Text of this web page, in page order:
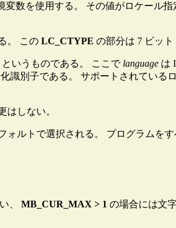
変数を使用する。 その値がロケール
。 このLC_CTYPE の部分は 7 ビット
というものである。 ここで language は
識別子である。 サポートされている
はしない。
ォルトで選択される。 プログラムを
、MB_CUR_MAX > 1 の場合には文